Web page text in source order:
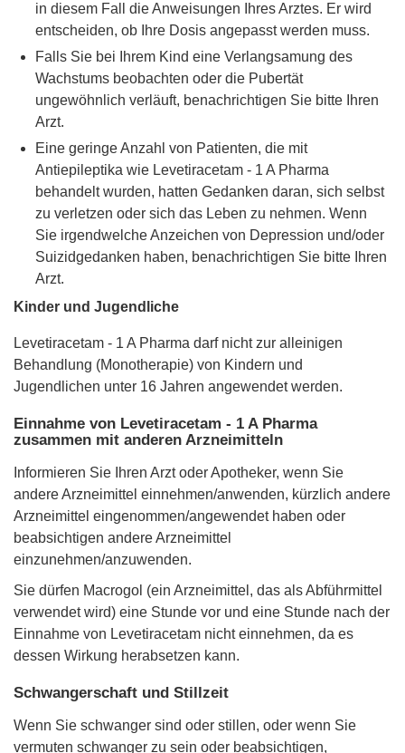
in diesem Fall die Anweisungen Ihres Arztes. Er wird
entscheiden, ob Ihre Dosis angepasst werden muss.
Falls Sie bei Ihrem Kind eine Verlangsamung des
Wachstums beobachten oder die Pubertät
ungewöhnlich verläuft, benachrichtigen Sie bitte Ihren
Arzt.
Eine geringe Anzahl von Patienten, die mit
Antiepileptika wie Levetiracetam - 1 A Pharma
behandelt wurden, hatten Gedanken daran, sich selbst
zu verletzen oder sich das Leben zu nehmen. Wenn
Sie irgendwelche Anzeichen von Depression und/oder
Suizidgedanken haben, benachrichtigen Sie bitte Ihren
Arzt.
Kinder und Jugendliche
Levetiracetam - 1 A Pharma darf nicht zur alleinigen
Behandlung (Monotherapie) von Kindern und
Jugendlichen unter 16 Jahren angewendet werden.
Einnahme von Levetiracetam - 1 A Pharma
zusammen mit anderen Arzneimitteln
Informieren Sie Ihren Arzt oder Apotheker, wenn Sie
andere Arzneimittel einnehmen/anwenden, kürzlich andere
Arzneimittel eingenommen/angewendet haben oder
beabsichtigen andere Arzneimittel
einzunehmen/anzuwenden.
Sie dürfen Macrogol (ein Arzneimittel, das als Abführmittel
verwendet wird) eine Stunde vor und eine Stunde nach der
Einnahme von Levetiracetam nicht einnehmen, da es
dessen Wirkung herabsetzen kann.
Schwangerschaft und Stillzeit
Wenn Sie schwanger sind oder stillen, oder wenn Sie
vermuten schwanger zu sein oder beabsichtigen,